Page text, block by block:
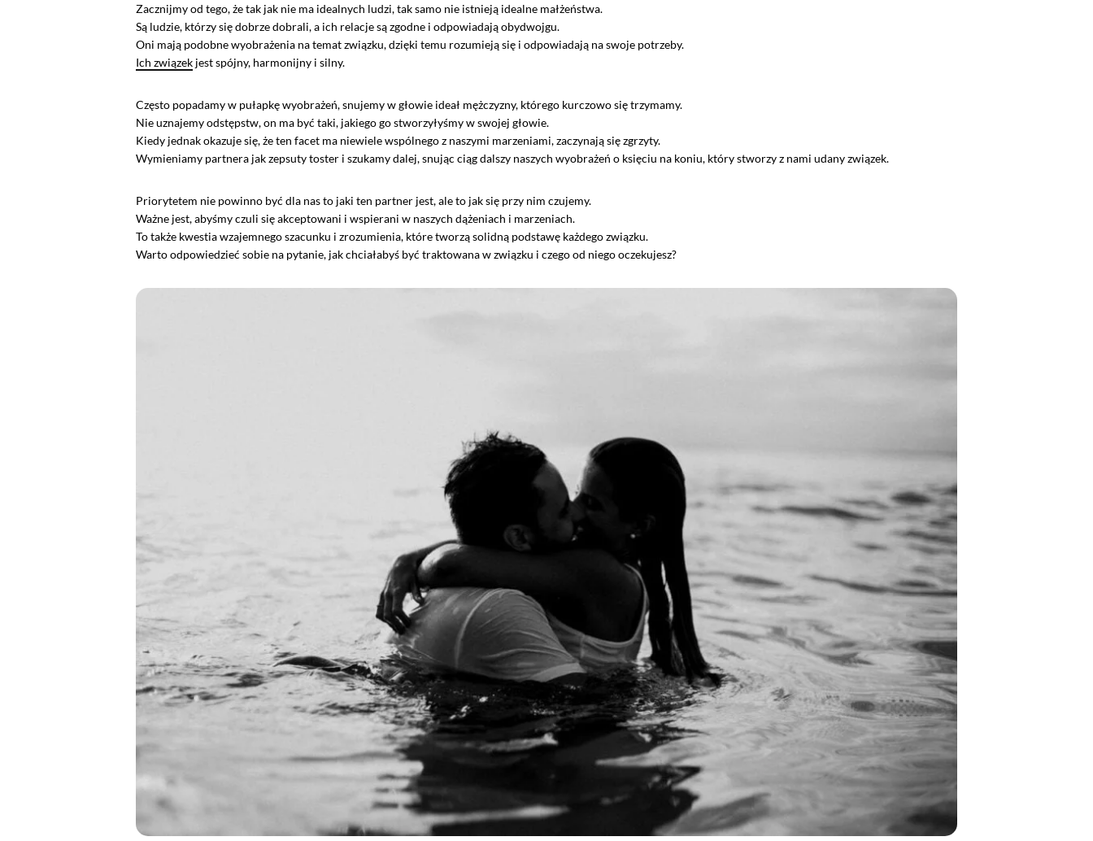
Zacznijmy od tego, że tak jak nie ma idealnych ludzi, tak samo nie istnieją idealne małżeństwa.
Są ludzie, którzy się dobrze dobrali, a ich relacje są zgodne i odpowiadają obydwojgu.
Oni mają podobne wyobrażenia na temat związku, dzięki temu rozumieją się i odpowiadają na swoje potrzeby.
Ich związek jest spójny, harmonijny i silny.
Często popadamy w pułapkę wyobrażeń, snujemy w głowie ideał mężczyzny, którego kurczowo się trzymamy.
Nie uznajemy odstępstw, on ma być taki, jakiego go stworzyłyśmy w swojej głowie.
Kiedy jednak okazuje się, że ten facet ma niewiele wspólnego z naszymi marzeniami, zaczynają się zgrzyty.
Wymieniamy partnera jak zepsuty toster i szukamy dalej, snując ciąg dalszy naszych wyobrażeń o księciu na koniu, który stworzy z nami udany związek.
Priorytetem nie powinno być dla nas to jaki ten partner jest, ale to jak się przy nim czujemy.
Ważne jest, abyśmy czuli się akceptowani i wspierani w naszych dążeniach i marzeniach.
To także kwestia wzajemnego szacunku i zrozumienia, które tworzą solidną podstawę każdego związku.
Warto odpowiedzieć sobie na pytanie, jak chciałabyś być traktowana w związku i czego od niego oczekujesz?